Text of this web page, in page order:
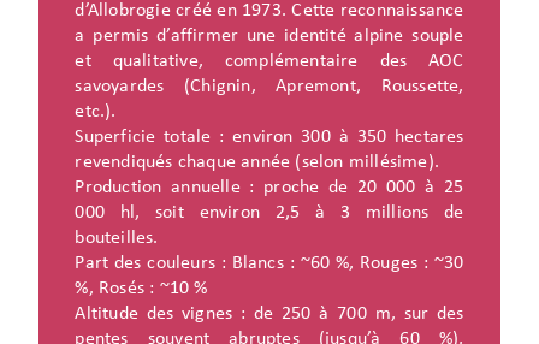
d’Allobrogie créé en 1973. Cette reconnaissance
a permis d’affirmer une identité alpine souple
et qualitative, complémentaire des AOC
savoyardes (Chignin, Apremont, Roussette,
etc.).
Superficie totale : environ 300 à 350 hectares
revendiqués chaque année (selon millésime).
Production annuelle : proche de 20 000 à 25
000 hl, soit environ 2,5 à 3 millions de
bouteilles.
Part des couleurs : Blancs : ~60 %, Rouges : ~30
%, Rosés : ~10 %
Altitude des vignes : de 250 à 700 m, sur des
pentes souvent abruptes (jusqu’à 60 %),